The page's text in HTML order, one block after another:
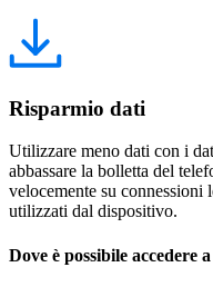
Risparmio dati
Utilizzare meno dati con i
abbassare la bolletta del
velocemente su connessioni
utilizzati dal dispositivo.
Dove è possibile accedere